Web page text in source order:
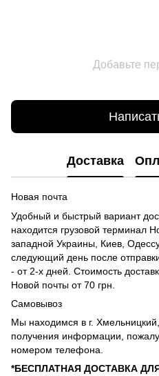
Добавьте
Доставка
Новая почта
Удобный и быстрый вариант
находится грузовой терминал
западной Украины, Киев,
следующий день после
- от 2-х дней. Стоимость
Новой почты от 70 грн.
Самовывоз
Мы находимся в г.
получения информации,
номером телефона.
*БЕСПЛАТНАЯ ДОСТАВКА